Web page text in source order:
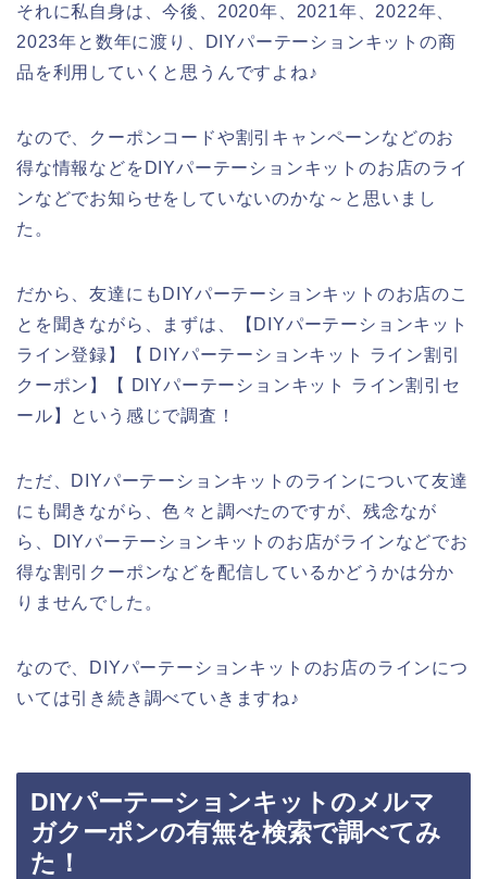
それに私自身は、今後、2020年、2021年、2022年、
2023年と数年に渡り、DIYパーテーションキットの商
品を利用していくと思うんですよね♪
なので、クーポンコードや割引キャンペーンなどのお
得な情報などをDIYパーテーションキットのお店のライ
ンなどでお知らせをしていないのかな～と思いまし
た。
だから、友達にもDIYパーテーションキットのお店のこ
とを聞きながら、まずは、【DIYパーテーションキット
ライン登録】【 DIYパーテーションキット ライン割引
クーポン】【 DIYパーテーションキット ライン割引セ
ール】という感じで調査！
ただ、DIYパーテーションキットのラインについて友達
にも聞きながら、色々と調べたのですが、残念なが
ら、DIYパーテーションキットのお店がラインなどでお
得な割引クーポンなどを配信しているかどうかは分か
りませんでした。
なので、DIYパーテーションキットのお店のラインにつ
いては引き続き調べていきますね♪
DIYパーテーションキットのメルマ
ガクーポンの有無を検索で調べてみ
た！